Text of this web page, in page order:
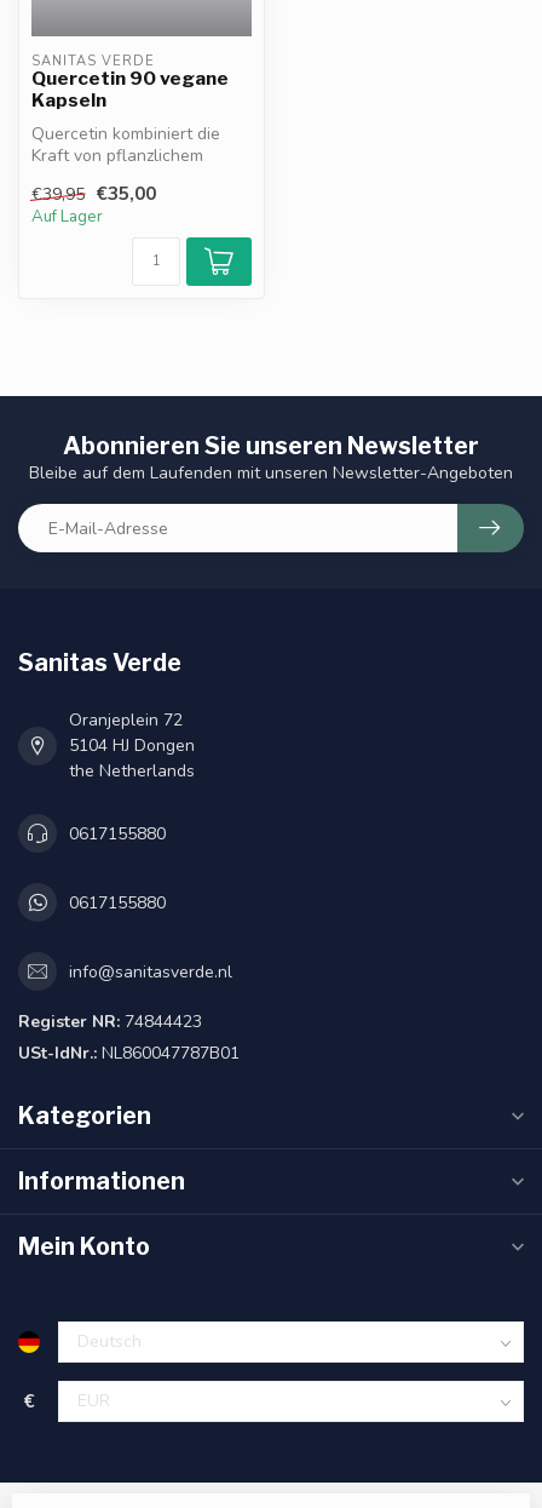
SANITAS VERDE
Quercetin 90 vegane
Kapseln
Quercetin kombiniert die
Kraft von pflanzlichem
Brom...
€39,95 €35,00
Auf Lager
Abonnieren Sie unseren Newsletter
Bleibe auf dem Laufenden mit unseren Newsletter-Angeboten
Sanitas Verde
Oranjeplein 72
5104 HJ Dongen
the Netherlands
0617155880
0617155880
info@sanitasverde.nl
Register NR: 74844423
USt-IdNr.: NL860047787B01
Kategorien
Informationen
Mein Konto
€